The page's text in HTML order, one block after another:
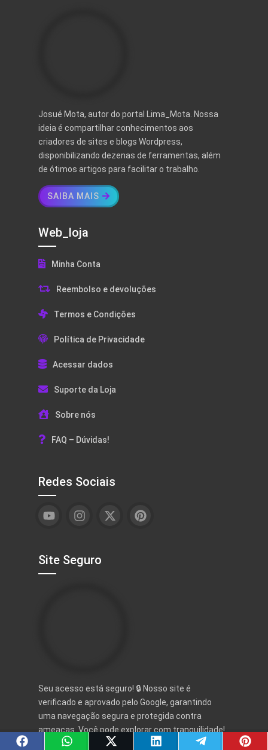
Josué Mota, autor do portal Lima_Mota. Nossa
ideia é compartilhar conhecimentos aos
criadores de sites e blogs Wordpress,
disponibilizando dezenas de ferramentas, além
de ótimos artigos para facilitar o trabalho.
SAIBA MAIS
Web_loja
Minha Conta
Reembolso e devoluções
Termos e Condições
Política de Privacidade
Acessar dados
Suporte da Loja
Sobre nós
FAQ – Dúvidas!
Redes Sociais
Site Seguro
Seu acesso está seguro! 🔒 Nosso site é
verificado e aprovado pelo Google, garantindo
uma navegação segura e protegida contra
ameaças. Você pode explorar com tranquilidade!